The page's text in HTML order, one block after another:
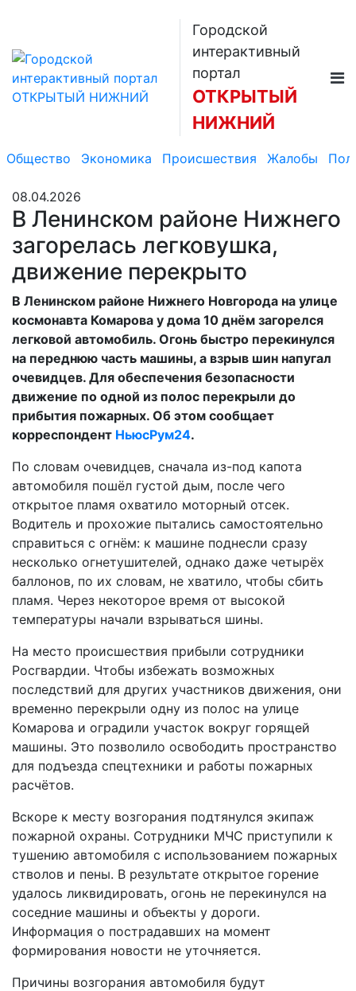
Городской
интерактивный
портал
ОТКРЫТЫЙ
НИЖНИЙ
Общество Экономика Происшествия Жалобы
08.04.2026
В Ленинском районе Нижнего
загорелась легковушка,
движение перекрыто
В Ленинском районе Нижнего Новгорода на улице
космонавта Комарова у дома 10 днём загорелся
легковой автомобиль. Огонь быстро перекинулся
на переднюю часть машины, а взрыв шин напугал
очевидцев. Для обеспечения безопасности
движение по одной из полос перекрыли до
прибытия пожарных. Об этом сообщает
корреспондент НьюсРум24.
По словам очевидцев, сначала из-под капота
автомобиля пошёл густой дым, после чего
открытое пламя охватило моторный отсек.
Водитель и прохожие пытались самостоятельно
справиться с огнём: к машине поднесли сразу
несколько огнетушителей, однако даже четырёх
баллонов, по их словам, не хватило, чтобы сбить
пламя. Через некоторое время от высокой
температуры начали взрываться шины.
На место происшествия прибыли сотрудники
Росгвардии. Чтобы избежать возможных
последствий для других участников движения, они
временно перекрыли одну из полос на улице
Комарова и оградили участок вокруг горящей
машины. Это позволило освободить пространство
для подъезда спецтехники и работы пожарных
расчётов.
Вскоре к месту возгорания подтянулся экипаж
пожарной охраны. Сотрудники МЧС приступили к
тушению автомобиля с использованием пожарных
стволов и пены. В результате открытое горение
удалось ликвидировать, огонь не перекинулся на
соседние машины и объекты у дороги.
Информация о пострадавших на момент
формирования новости не уточняется.
Причины возгорания автомобиля будут